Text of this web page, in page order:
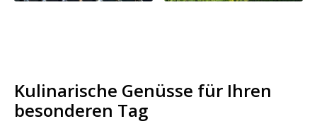
Kulinarische Genüsse für Ihren
besonderen Tag